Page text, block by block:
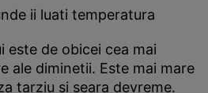
ii luati temperatura
este de obicei cea mai
ale diminetii. Este mai mare
tarziu si seara devreme.